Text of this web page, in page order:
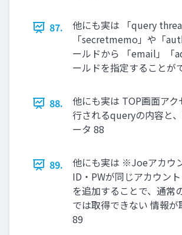
87.
他にも実は 「query
「secretmemo」や「
ールドから 「email」「
ールドを指定することが
88.
他にも実は TOP画⾯アク
⾏されるqueryの内容と
ータ 88
89.
他にも実は ※Joeアカウ
ID・PWが同じアカウン
を追加することで、通常
では取得できない 情報が
89